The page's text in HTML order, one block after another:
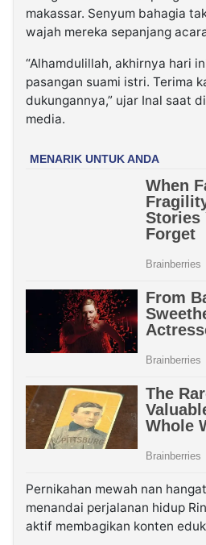
makassar. Senyum bahagia
wajah mereka sepanjang
“Alhamdulillah, akhirnya hari
pasangan suami istri. Terima
dukungannya,” ujar Inal saat
media.
Pernikahan mewah nan
menandai perjalanan hidup
aktif membagikan konten